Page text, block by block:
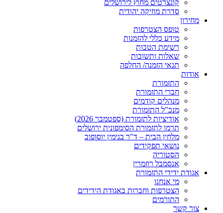
קונצרטים מחוץ לירושלים
סדרת מוזיקה יהודית
מחירון
טופס הצטרפות
מידע כללי להזמנות
רשימת הטבות
שאלות ותשובות
תנאי הזמנה/ החלפה
אודות
התזמורת
חברי התזמורת
מנהלים קודמים
מנכ"ל התזמורת
אודיציות לתזמורת (ספטמבר 2026)
תרמו לתזמורת הסימפונית ירושלים
מלחין הבית – ד"ר בנימין יוסופוב
נושאי תפקידים
הסטוריה
אנסמבל רוזמרין
אגודת ידידי התזמורת
מי אנחנו
הצטרפות וחברות באגודת הידידים
התורמים
צור קשר